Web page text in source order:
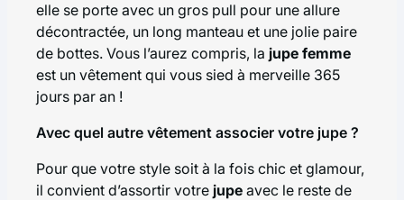
elle se porte avec un gros pull pour une allure
décontractée, un long manteau et une jolie paire
de bottes. Vous l’aurez compris, la jupe femme
est un vêtement qui vous sied à merveille 365
jours par an !
Avec quel autre vêtement associer votre jupe ?
Pour que votre style soit à la fois chic et glamour,
il convient d’assortir votre jupe avec le reste de